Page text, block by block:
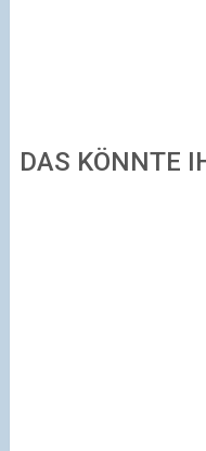
DAS KÖNNTE